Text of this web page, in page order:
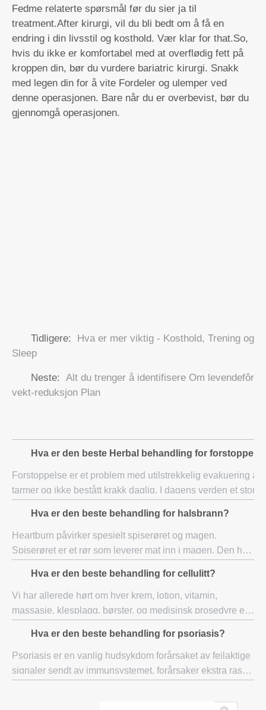
Fedme relaterte spørsmål før du sier ja til
treatment.After kirurgi, vil du bli bedt om å få en
endring i din livsstil og kosthold. Vær klar for that.So,
hvis du ikke er komfortabel med at overflødig fett på
kroppen din, bør du vurdere bariatric kirurgi. Snakk
med legen din for å vite Fordeler og ulemper ved
denne operasjonen. Bare når du er overbevist, bør du
gjennomgå operasjonen.
Tidligere:
Hva er mer viktig - Kosthold, Trening og
Sleep
Neste: Alt du trenger å identifisere Om levendefôr
vekt-reduksjon Plan
Hva er den beste Herbal behandling for
Forstoppelse er et problem med utilstrekkelig evakuering av
tarmer og ikke bestått krakk daglig. I dagens verden et stort
forstoppelse i hovedsak
Hva er den beste behandling for halsbrann?
Heartburn påvirker spesielt spiserøret og magen.
Spiserøret er et rør som leverer mat inn i magen. Den har
samtidig som det ned under fordøyelse
Hva er den beste behandling for cellulitt?
Vi har allerede hørt om hver krem, lotion, vitamin,
massasje, klesplagg, børster, og medisinsk prosedyre er
alternativene er tilgjengelige h
Hva er den beste behandling for psoriasis?
Psoriasis er en vanlig hudsykdom forårsaket av feilaktige
signaler sendt av immunsystemet, forårsaker ekstra rask